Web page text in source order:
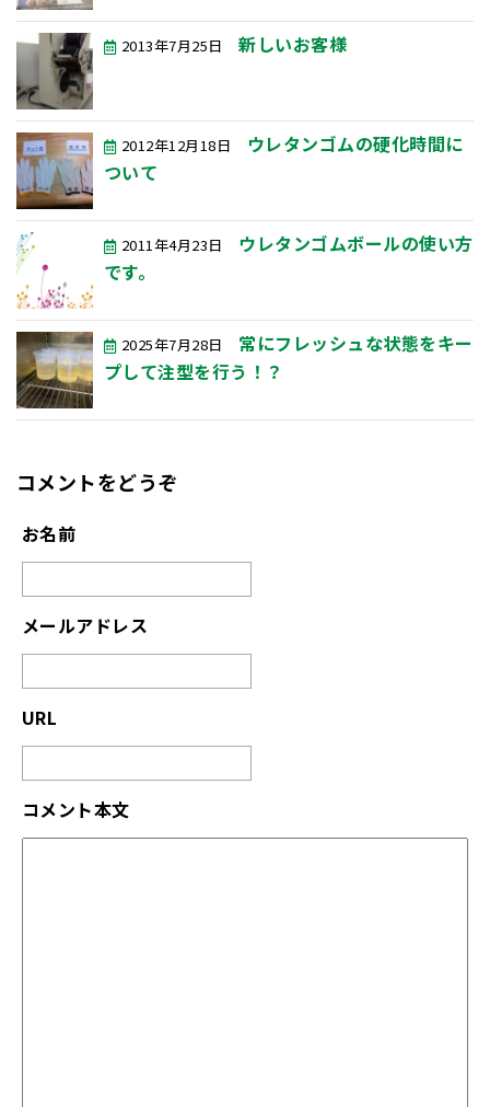
2013年7月25日 新しいお客様
2012年12月18日
ウレタンゴムの硬化時間に
ついて
2011年4月23日
ウレタンゴムボールの使い方
です。
2025年7月28日
常にフレッシュな状態をキー
プして注型を行う！？
コメントをどうぞ
お名前
メールアドレス
URL
コメント本文